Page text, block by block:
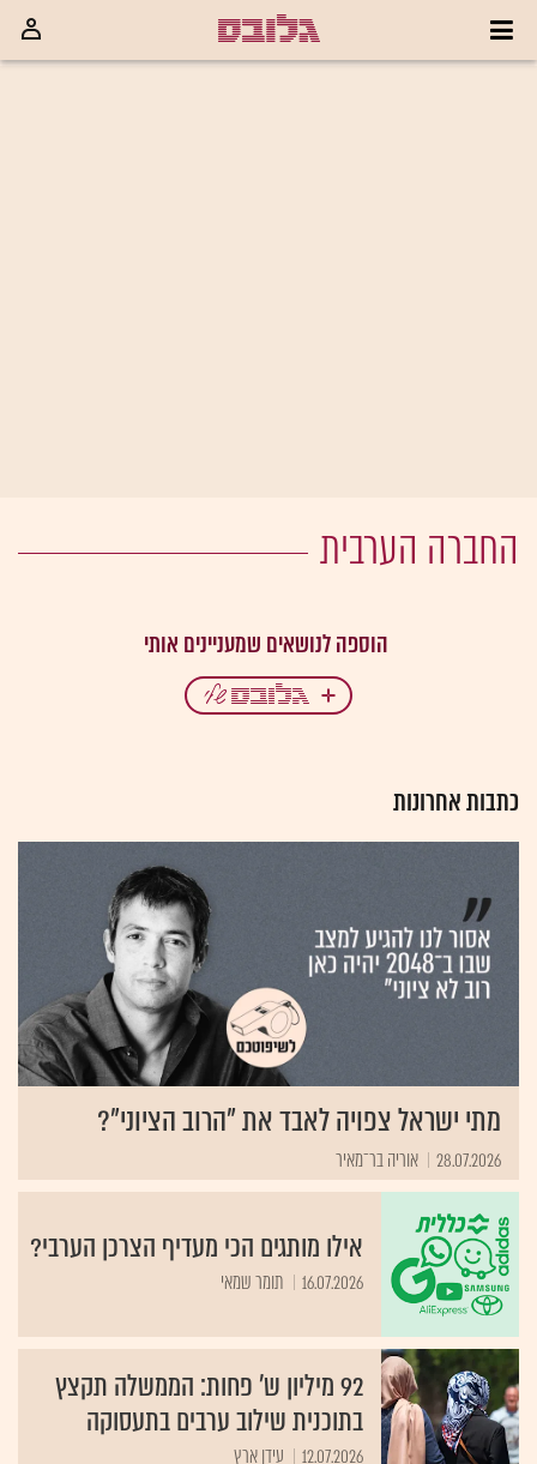
החברה הערבית
כתבות אחרונות
מתי ישראל צפויה לאבד את "הרוב הציוני"?
28.07.2026 אוריה בר־מאיר
אילו מותגים הכי מעדיף הצרכן הערבי?
16.07.2026 תומר שמאי
92 מיליון ש' פחות: הממשלה תקצץ
בתוכנית שילוב ערבים בתעסוקה
12.07.2026 עידן ארץ